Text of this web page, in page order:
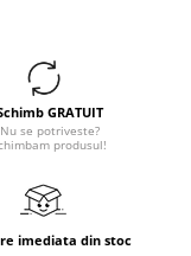
GRATUIT
Nu se potriveste?
produsul!
imediata din stoc